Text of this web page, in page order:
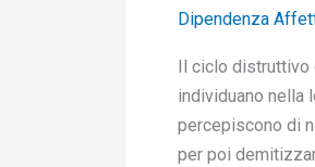
Dipendenza
Il ciclo
individuano nella
percepiscono di
per poi
narcisista
patologico